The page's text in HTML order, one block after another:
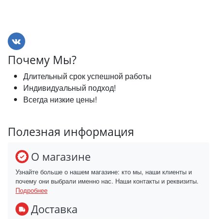
Почему Мы?
Длительный срок успешной работы
Индивидуальный подход!
Всегда низкие цены!
Полезная информация
О магазине
Узнайте больше о нашем магазине: кто мы, наши клиенты и
почему они выбрали именно нас. Наши контакты и реквизиты.
Подробнее
Доставка